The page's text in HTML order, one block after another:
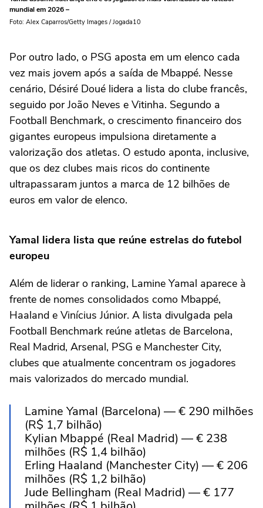
mundial em 2026 –
Foto: Alex Caparros/Getty Images / Jogada10
Por outro lado, o PSG aposta em um elenco cada
vez mais jovem após a saída de Mbappé. Nesse
cenário, Désiré Doué lidera a lista do clube francês,
seguido por João Neves e Vitinha. Segundo a
Football Benchmark, o crescimento financeiro dos
gigantes europeus impulsiona diretamente a
valorização dos atletas. O estudo aponta, inclusive,
que os dez clubes mais ricos do continente
ultrapassaram juntos a marca de 12 bilhões de
euros em valor de elenco.
Yamal lidera lista que reúne estrelas do futebol
europeu
Além de liderar o ranking, Lamine Yamal aparece à
frente de nomes consolidados como Mbappé,
Haaland e Vinícius Júnior. A lista divulgada pela
Football Benchmark reúne atletas de Barcelona,
Real Madrid, Arsenal, PSG e Manchester City,
clubes que atualmente concentram os jogadores
mais valorizados do mercado mundial.
Lamine Yamal (Barcelona) — € 290 milhões
(R$ 1,7 bilhão)
Kylian Mbappé (Real Madrid) — € 238
milhões (R$ 1,4 bilhão)
Erling Haaland (Manchester City) — € 206
milhões (R$ 1,2 bilhão)
Jude Bellingham (Real Madrid) — € 177